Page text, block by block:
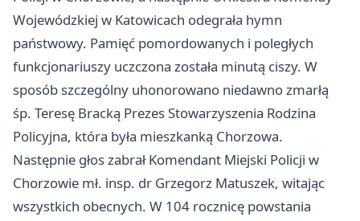
Wojewódzkiej w Katowicach odegrała hymn
państwowy. Pamięć pomordowanych i poległych
funkcjonariuszy uczczona została minutą ciszy. W
sposób szczególny uhonorowano niedawno zmarłą
śp. Teresę Bracką Prezes Stowarzyszenia Rodzina
Policyjna, która była mieszkanką Chorzowa.
Następnie głos zabrał Komendant Miejski Policji w
Chorzowie mł. insp. dr Grzegorz Matuszek, witając
wszystkich obecnych. W 104 rocznicę powstania